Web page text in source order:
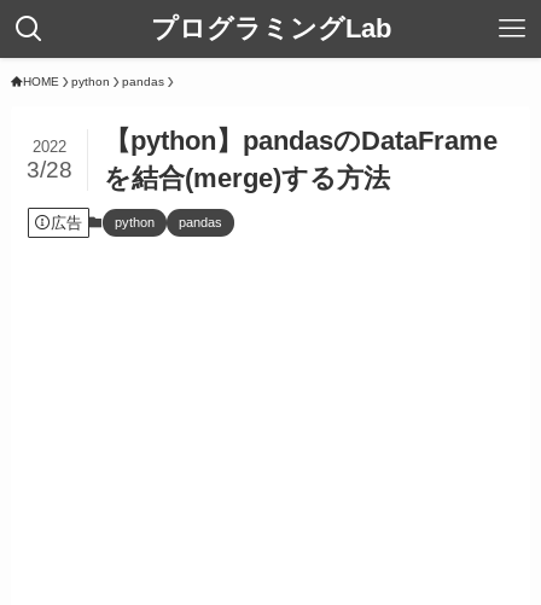
プログラミングLab
HOME python pandas
【python】pandasのDataFrame
を結合(merge)する方法
2022
3/28
広告 python pandas